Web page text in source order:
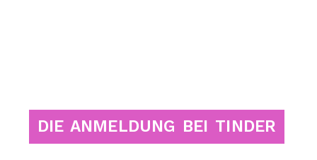
DIE ANMELDUNG BEI TINDER